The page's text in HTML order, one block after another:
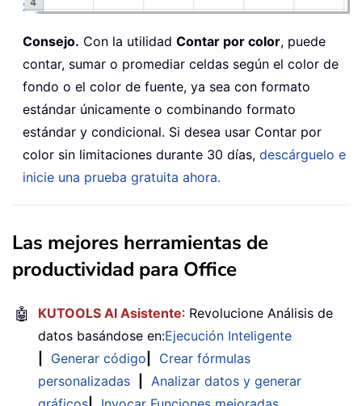
Consejo. Con la utilidad Contar por color, puede
contar, sumar o promediar celdas según el color de
fondo o el color de fuente, ya sea con formato
estándar únicamente o combinando formato
estándar y condicional. Si desea usar Contar por
color sin limitaciones durante 30 días, descárguelo e
inicie una prueba gratuita ahora.
Las mejores herramientas de
productividad para Office
🤖 KUTOOLS AI Asistente: Revolucione Análisis de
datos basándose en:Ejecución Inteligente
Generar código
Crear fórmulas
personalizadas
Analizar datos y generar